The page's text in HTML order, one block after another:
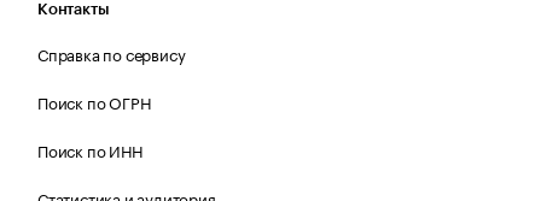
Контакты
Справка по сервису
Поиск по ОГРН
Поиск по ИНН